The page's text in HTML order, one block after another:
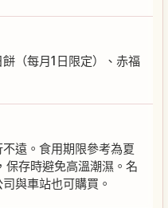
（每月1日限定）、赤福
遠。食用期限參考為夏
存時避免高溫潮濕。名
與車站也可購買。